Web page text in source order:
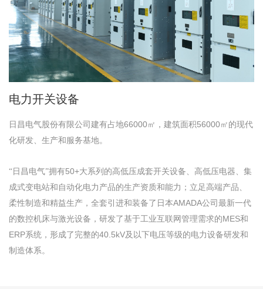
电力开关设备
日昌电气股份有限公司建有占地66000㎡ ， 建筑面积56000㎡的现代
化研发
生产和服务基地。
“日昌电气”拥有50+大系列的高低压成套开关设备、高低压电器、集
成式变电站和自动化电力产品的生产资质和能力 ； 立足高端产品
柔性制造和精益生产 ， 全套引进和装备了日本AMADA公司最新一代
的数控机床与激光设备 ， 研发了基于工业互联网管理需求的MES和
ERP系统 ， 形成了完整的40.5kV及以下电压等级的电力设备研发和
制造体系 。